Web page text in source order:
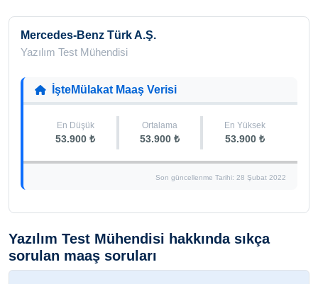
Mercedes-Benz Türk A.Ş.
Yazılım Test Mühendisi
İşteMülakat Maaş Verisi
En Düşük
53.900 ₺
Ortalama
53.900 ₺
En Yüksek
53.900 ₺
Son güncellenme Tarihi: 28 Şubat 2022
Yazılım Test Mühendisi hakkında sıkça
sorulan maaş soruları